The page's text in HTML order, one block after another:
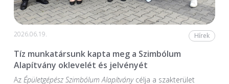
2026.06.19. Hírek
Tíz munkatársunk kapta meg a Szimbólum
Alapítvány oklevelét és jelvényét
Az Épületgépész Szimbólum Alapítványcélja a szakterület